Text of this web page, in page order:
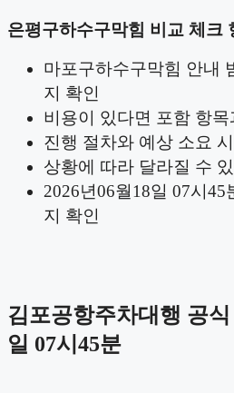
은평구하수구막힘 비교 체크
마포구하수구막힘 안내
지 확인
비용이 있다면 포함 항
진행 절차와 예상 소요
상황에 따라 달라질 수
2026년06월18일 07시
지 확인
김포공항주차대행 공
일 07시45분